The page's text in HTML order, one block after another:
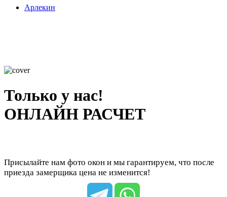
Арлекин
Только у нас!
ОНЛАЙН РАСЧЕТ
Присылайте нам фото окон и мы гарантируем, что после
приезда замерщика цена не изменится!